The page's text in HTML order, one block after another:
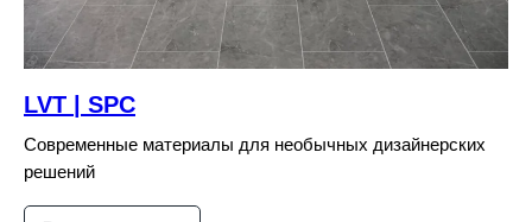
LVT | SPC
Современные материалы для необычных дизайнерских
решений